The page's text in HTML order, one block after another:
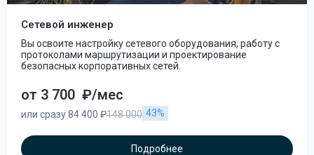
Сетевой инженер
Вы освоите настройку сетевого оборудования, работу с
протоколами маршрутизации и проектирование
безопасных корпоративных сетей.
от 3 700 ₽/мес
или сразу 84 400 ₽148 000 43%
Подробнее